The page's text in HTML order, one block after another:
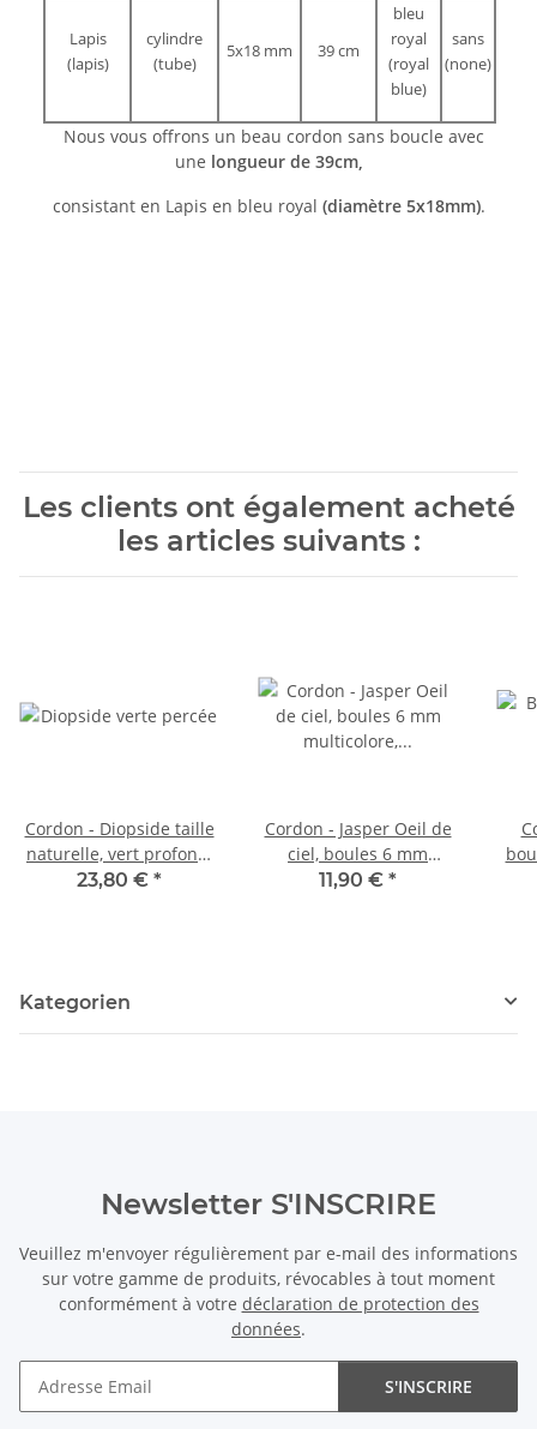
Lapis
(lapis)
cylindre
(tube)
5x18 mm 39 cm
bleu
royal
(royal
blue)
sans
(none)
Nous vous offrons un beau cordon sans boucle avec
une longueur de 39cm,
consistant en Lapis en bleu royal (diamètre 5x18mm).
Les clients ont également acheté
les articles suivants :
Cordon - Diopside taille
naturelle, vert profond,
longueur 36,5 cm /1584
23,80 € *
Cordon - Jasper Oeil de
ciel, boules 6 mm
multicolore, longueur 38
11,90 € *
Kategorien
Newsletter S'INSCRIRE
Veuillez m'envoyer régulièrement par e-mail des informations
sur votre gamme de produits, révocables à tout moment
conformément à votre déclaration de protection des
données.
S'INSCRIRE